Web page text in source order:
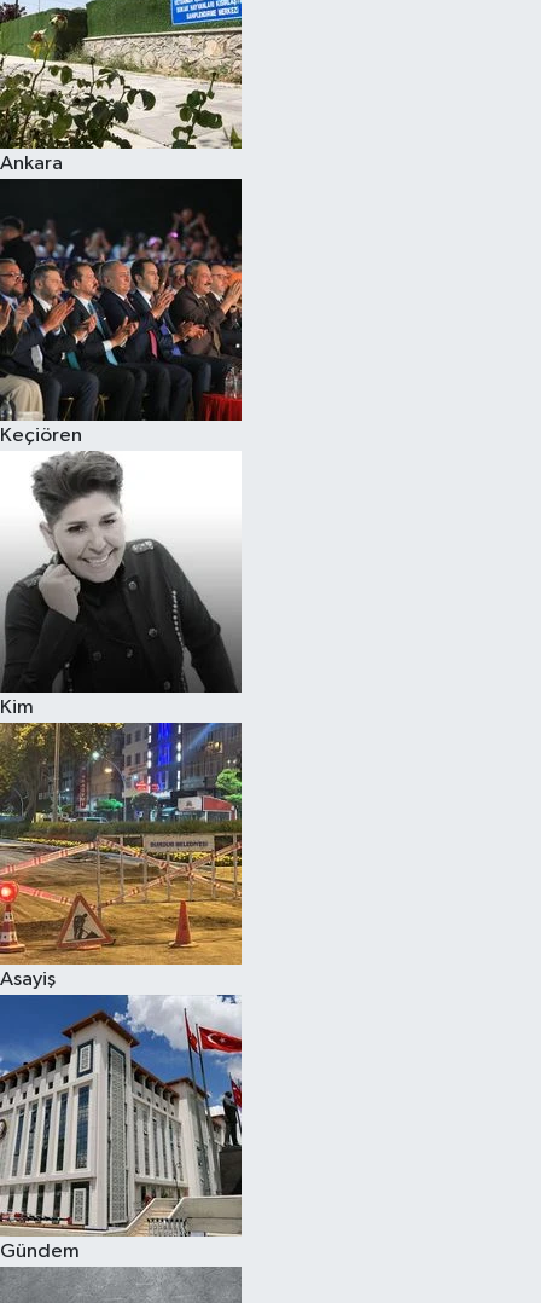
Ankara
Keçiören
Kim
Asayiş
Gündem
Spor
Burç Yorumları
Eğitim
Hava Durumu
Kadın
Kim kimdir?
Kültür Sanat
Sağlık
Siyaset
Teknoloji
Televizyon
Yaşam-Çevre